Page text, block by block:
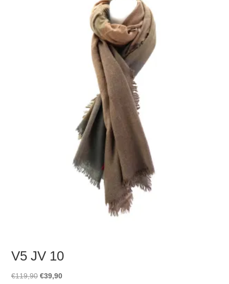
V5 JV 10
€119,90 Ursprünglicher
€39,90Aktueller